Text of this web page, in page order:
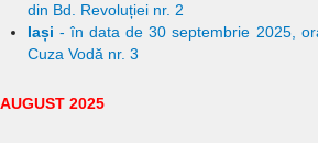
din Bd. Revoluției nr. 2
Iași - în data de 30 septembrie 2025,
Cuza Vodă nr. 3
AUGUST 2025